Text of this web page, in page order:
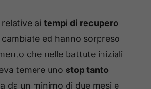
ai tempi di recupero
ed hanno sorpreso
che nelle battute iniziali
temere uno stop tanto
da un minimo di due mesi e